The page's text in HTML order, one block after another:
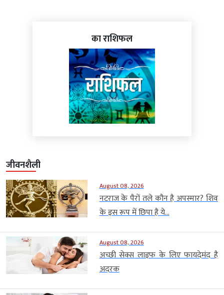
का राशिफल
जीवनशैली
August 08, 2026
नटराज के पैरों तले कौन है अपस्मार? शिव
के इस रूप में छिपा है ये...
August 08, 2026
अच्छी सेक्स लाइफ के लिए फायदेमंद है
अदरक